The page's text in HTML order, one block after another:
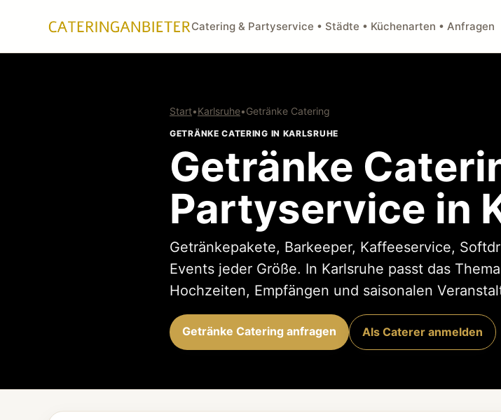
Catering & Partyservice • Städte • Küchenarten • Anfragen
Start•Karlsruhe•Getränke Catering
GETRÄNKE CATERING IN KARLSRUHE
Getränke
Partyservice in
Getränkepakete, Barkeeper, Kaffeeservice,
Events jeder Größe. In Karlsruhe passt das
Hochzeiten, Empfängen und saisonalen
Getränke Catering anfragen Als Caterer anmelden